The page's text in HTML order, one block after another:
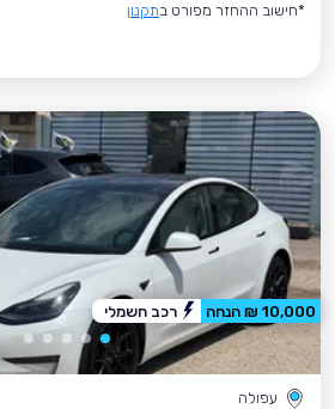
*חישוב ההחזר מפורט בתקנון
עפולה
10,000 ₪ הנחה רכב חשמלי